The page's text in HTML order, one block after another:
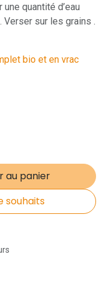
quantité d’eau
Verser sur les grains .
bio et en vrac
au panier
souhaits